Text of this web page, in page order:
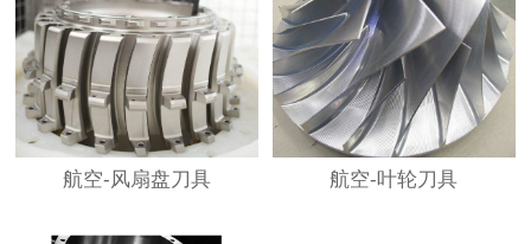
航空-风扇盘刀具 航空-叶轮刀具